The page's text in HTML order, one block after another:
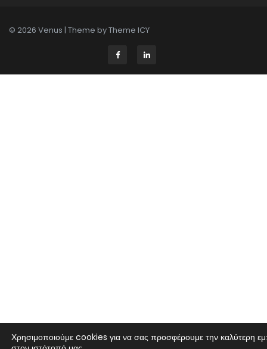
© 2026 Venus | Theme byTheme ICY
Χρησιμοποιούμε cookies για να σας προσφέρουμε την καλύτερη